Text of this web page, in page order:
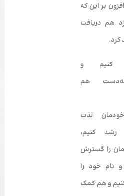
بر این که
هم دریافت
کرد.
کنیم و
هم
لذت
رشد کنیم،
را گسترش
نام خود را
کنیم و هم کمک